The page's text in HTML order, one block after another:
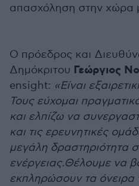
απασχόληση στην χώρα
Ο πρόεδρος και
Δημόκριτου Γεώργιος
ensight: «Είναι
Τους εύχομαι
και ελπίζω να
και τις ερευνητικές
μεγάλη δραστηριότητα
ενέργειας.Θέλουμε να
εκπληρώσουν τα όνειρα